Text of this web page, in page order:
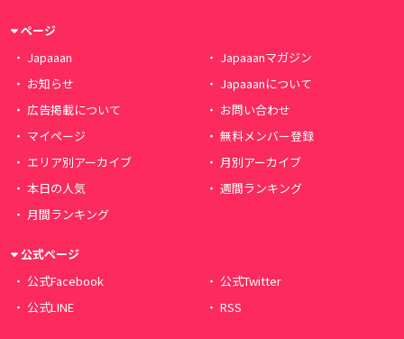
ページ
Japaaan
Japaaanマガジン
お知らせ
Japaaanについて
広告掲載について
お問い合わせ
マイページ
無料メンバー登録
エリア別アーカイブ
月別アーカイブ
本日の人気
週間ランキング
月間ランキング
公式ページ
公式Facebook
公式Twitter
公式LINE
RSS